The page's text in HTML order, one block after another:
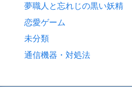
夢職人と忘れじの黒い妖精
恋愛ゲーム
未分類
通信機器・対処法